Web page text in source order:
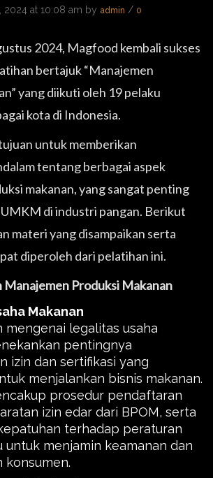
2024 at 10:08 am by admin / 0
2024, Magfood kembali sukses
bertajuk “Manajemen
yang diikuti oleh 19 pelaku
kota di Indonesia.
untuk memberikan
tentang berbagai aspek
makanan, yang sangat penting
di industri pangan. Berikut
materi yang disampaikan serta
diperoleh dari pelatihan ini.
Produksi Makanan
Makanan
mengenai legalitas usaha
pentingnya
izin dan sertifikasi yang
menjalankan bisnis makanan.
prosedur pendaftaran
izin edar dari BPOM, serta
terhadap peraturan
untuk menjamin keamanan dan
konsumen.